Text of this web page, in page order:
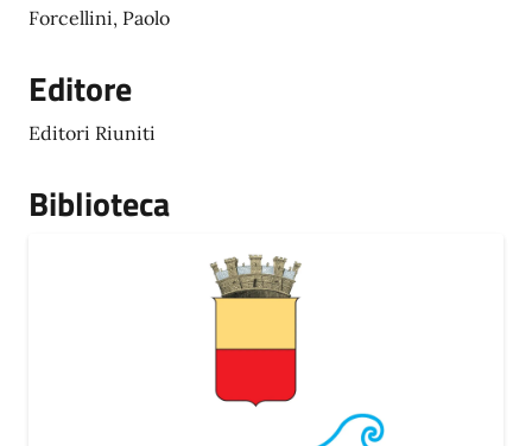
Forcellini, Paolo
Editore
Editori Riuniti
Biblioteca